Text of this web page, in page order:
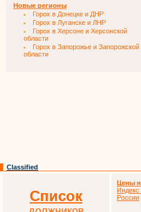
Новые регионы
Горох в Донецке и ДНР
Горох в Луганске и ЛНР
Горох в Херсоне и Херсонской
области
Горох в Запорожье и Запорожской
области
Classified
Список
Цены
Индекс
России